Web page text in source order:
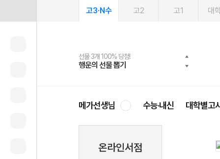
고3·N수 고2 고1 대
선물 3개 100% 당첨!
행운의 선물 뽑기
선물 100% 증정!
메가스터디 X 올리브
여름방학 스터디 캐시백
메가런 썸머스쿨
2027 러셀 단과
강사 공개선발
스마트러닝앱
설문 EVENT
메가패스
3일 무료 체험권
메가패스 수강생 무료혜택!
메가클럽 멤버십
사회공헌 캠페인
희망이룸 메가나눔
메가선생님 수능·내신 대학별고
온라인서점